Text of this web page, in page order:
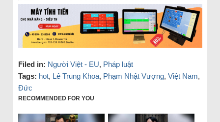
Filed in: Người Việt - EU, Pháp luật
Tags: hot, Lê Trung Khoa, Phạm Nhật Vượng, Việt Nam,
Đức
RECOMMENDED FOR YOU